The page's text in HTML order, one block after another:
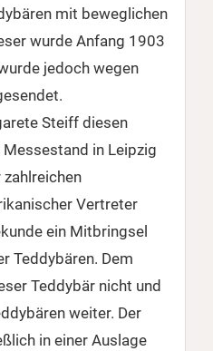
mit beweglichen
wurde Anfang 1903
jedoch wegen
Steiff diesen
in Leipzig
zahlreichen
Vertreter
ein Mitbringsel
Teddybären. Dem
Teddybär nicht und
weiter. Der
in einer Auslage